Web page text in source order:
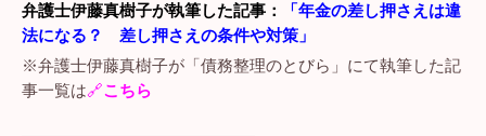
弁護士伊藤真樹子が執筆した記事： 「 年金の差し押さえは違
法になる？ 差し押さえの条件や対策 」
※弁護士伊藤真樹子が「債務整理のとびら」にて執筆した記
事一覧は🔗こちら